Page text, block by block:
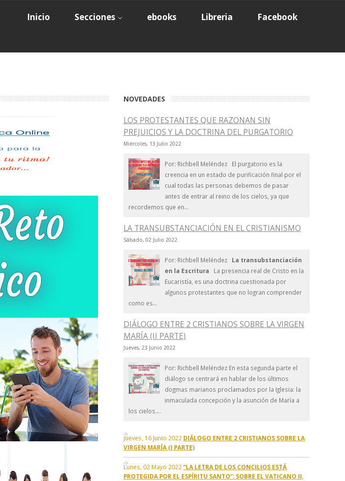
Inicio Secciones ebooks Libreria Facebook
NOVEDADES
LOS PROTESTANTES QUE RAZONAN SIN
PREJUICIOS Y LA DOCTRINA DEL PURGATORIO
Miércoles, 13 Julio 2022
Por: Richbell Meléndez El purgatorio es la
creencia en un estado de purificación final por el
cual todas las personas debemos de pasar
antes de entrar al reino de los cielos, ya que
recordemos que en...
LA TRANSUBSTANCIACIÓN EN EL CRISTIANISMO
Sábado, 02 Julio 2022
Por: Richbell Meléndez La transubstanciación
en la Escritura La presencia real de Cristo en la
Eucaristía, es una doctrina cuestionada por
algunos protestantes que no logran comprender
como es...
DIÁLOGO ENTRE 2 CRISTIANOS SOBRE LA VIRGEN
MARÍA (II PARTE)
Jueves, 23 Junio 2022
Por: Richbell Meléndez En esta segunda parte el
diálogo se centrará en hablar de los últimos
dogmas marianos proclamados por la Iglesia: la
inmaculada concepción y la asunción de María a
los cielos....
Jueves, 16 Junio 2022 DIÁLOGO ENTRE 2 CRISTIANOS SOBRE LA
VIRGEN MARÍA (I PARTE)
Lunes, 02 Mayo 2022 “LA LETRA DE LOS CONCILIOS ESTÁ
PROTEGIDA POR EL ESPÍRITU SANTO”: SOBRE EL VATICANO II,